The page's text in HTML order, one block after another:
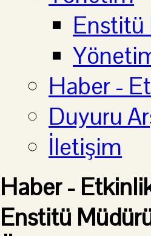
Enstitü
Haber -
Duyuru
İletişim
Haber -
Enstitü